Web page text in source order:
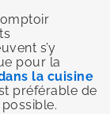
s’y
pour la
la cuisine
préférable de